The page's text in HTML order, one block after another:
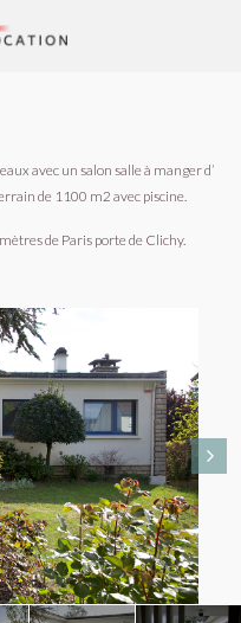
avec un salon salle à manger d’
de 1100 m2 avec piscine.
de Paris porte de Clichy.